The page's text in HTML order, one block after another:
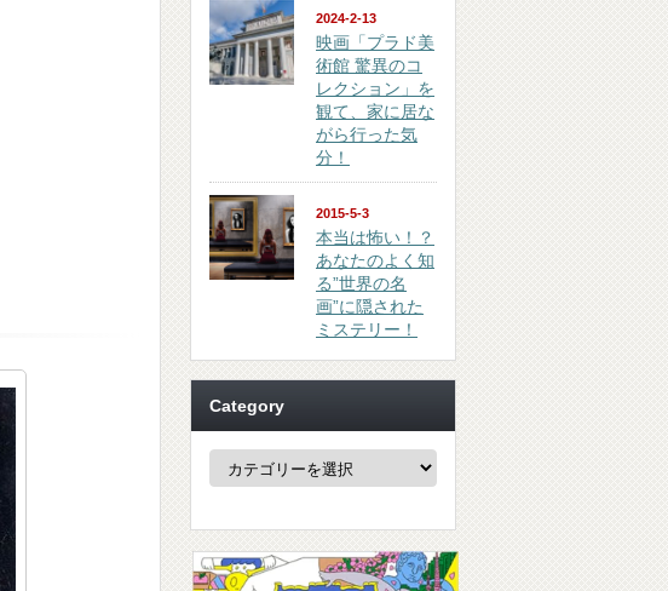
2024-2-13
映画「プラド美
術館 驚異のコ
レクション」を
観て、家に居な
がら行った気
分！
2015-5-3
本当は怖い！？
あなたのよく知
る”世界の名
画”に隠された
ミステリー！
Category
Category